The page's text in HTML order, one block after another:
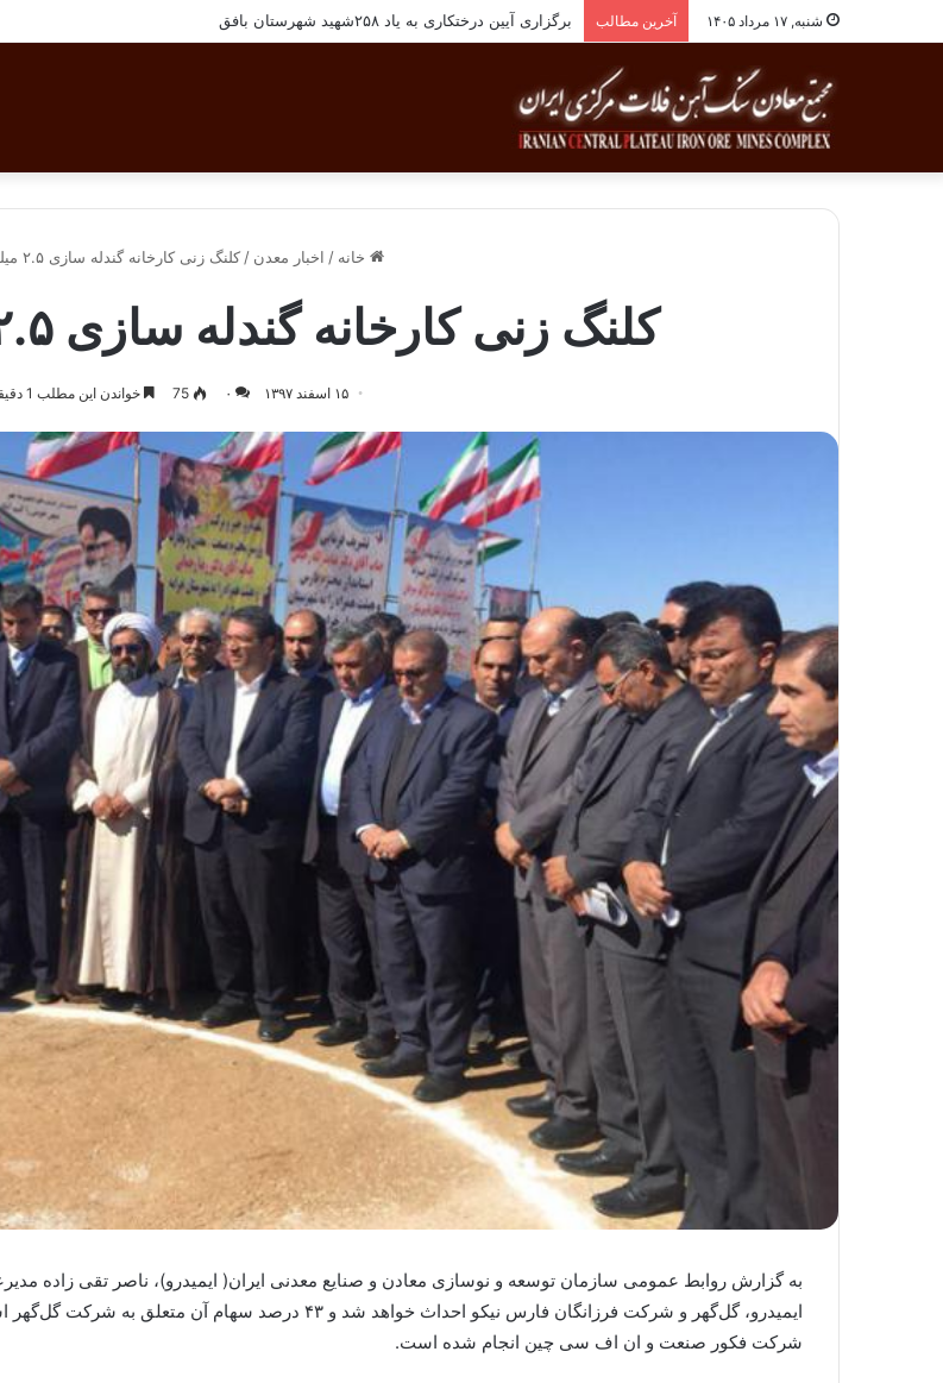
شنبه, ۱۷ مرداد ۱۴۰۵ آخرین مطالب برگزاری آیین درختکاری به یاد ۲۵۸شهید شهرستان بافق
خانه / اخبار معدن / کلنگ زنی کارخانه گندله سازی ۲.۵ میلیون تنی خرامه
کلنگ زنی کارخانه گندله سازی ۲.۵ میلیون تنی خرامه
۱۵ اسفند ۱۳۹۷ ۰ 75 خواندن این مطلب 1 دقیقه زمان میبرد
به گزارش روابط عمومی سازمان توسعه و نوسازی معادن و صنایع معدنی ایران( ایمیدرو)، ناصر تقی زاده
ایمیدرو، گل‌گهر و شرکت فرزانگان فارس نیکو احداث خواهد شد
شرکت فکور صنعت و ان اف سی چین انجام شده است.